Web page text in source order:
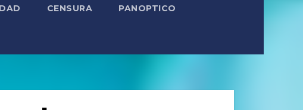
CENSURA PANOPTICO